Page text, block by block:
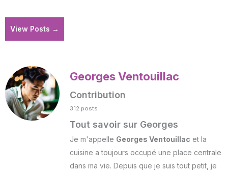
View Posts →
Georges Ventouillac
Contribution
312 posts
Tout savoir sur Georges
Je m'appelle Georges Ventouillac et la
cuisine a toujours occupé une place centrale
dans ma vie. Depuis que je suis tout petit, je